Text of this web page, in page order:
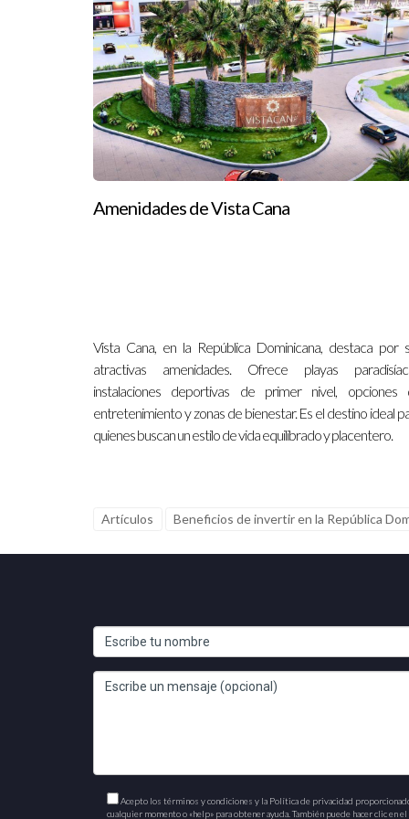
Amenidades de Vista Cana
Vista Cana, en la República Dominicana, destaca por
atractivas amenidades. Ofrece playas
instalaciones deportivas de primer nivel, opciones
entretenimiento y zonas de bienestar. Es el destino ideal
quienes buscan un estilo de vida equilibrado y placentero.
Artículos Beneficios de invertir en la República
Acepto los términos y condiciones y la Política de privacidad
cualquier momento o «help» para obtener ayuda. También puede hacer clic en